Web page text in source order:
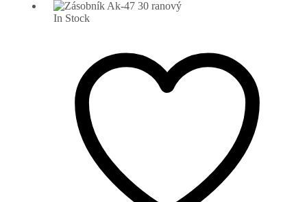
In Stock